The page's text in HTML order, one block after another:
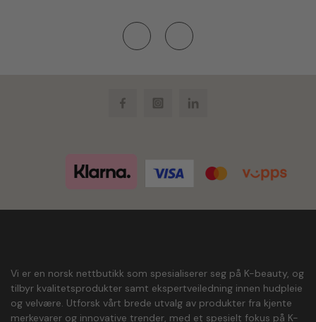
FacebookInstagramLinkedIn
Vi er en norsk nettbutikk som spesialiserer seg på K-beauty, og
tilbyr kvalitetsprodukter samt ekspertveiledning innen hudpleie
og velvære. Utforsk vårt brede utvalg av produkter fra kjente
merkevarer og innovative trender, med et spesielt fokus på K-